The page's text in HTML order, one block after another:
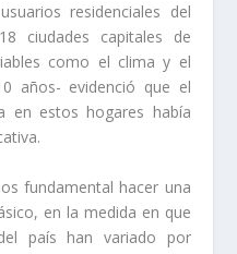
residenciales del
ciudades capitales de
como el clima y el
años- evidenció que el
en estos hogares había
fundamental hacer una
en la medida en que
país han variado por